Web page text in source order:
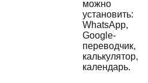
можно
установить:
WhatsApp,
Google-
переводчик,
калькулятор,
календарь.